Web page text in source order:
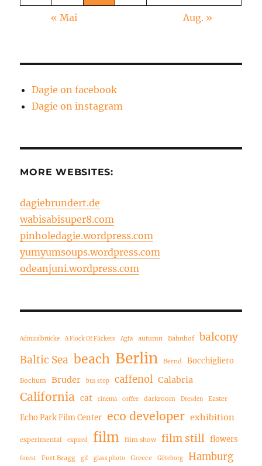
« Mai Aug. »
Dagie on facebook
Dagie on instagram
MORE WEBSITES:
dagiebrundert.de
wabisabisuper8.com
pinholedagie.wordpress.com
yumyumsoups.wordpress.com
odeanjuni.wordpress.com
Admiralbrücke A Flock Of Flickers Agfa autumn Bahnhof
balcony
Baltic Sea beach Berlin Bernd Bocchigliero
Bochum Bruder bus stop caffenol Calabria
California cat cinema coffee darkroom Dresden Easter
Echo Park Film Center eco developer exhibition
experimental expired film film show film still flowers
forest Fort Bragg gif glass photo Greece Göteborg Hamburg